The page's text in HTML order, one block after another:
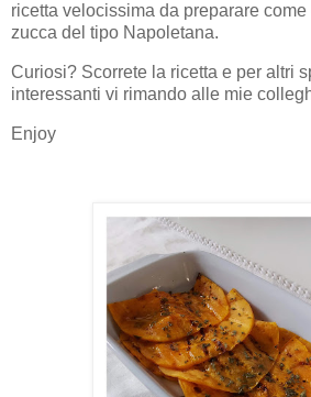
ricetta velocissima da preparare
zucca del tipo Napoletana.
Curiosi? Scorrete la ricetta e per altri
interessanti vi rimando alle mie
Enjoy